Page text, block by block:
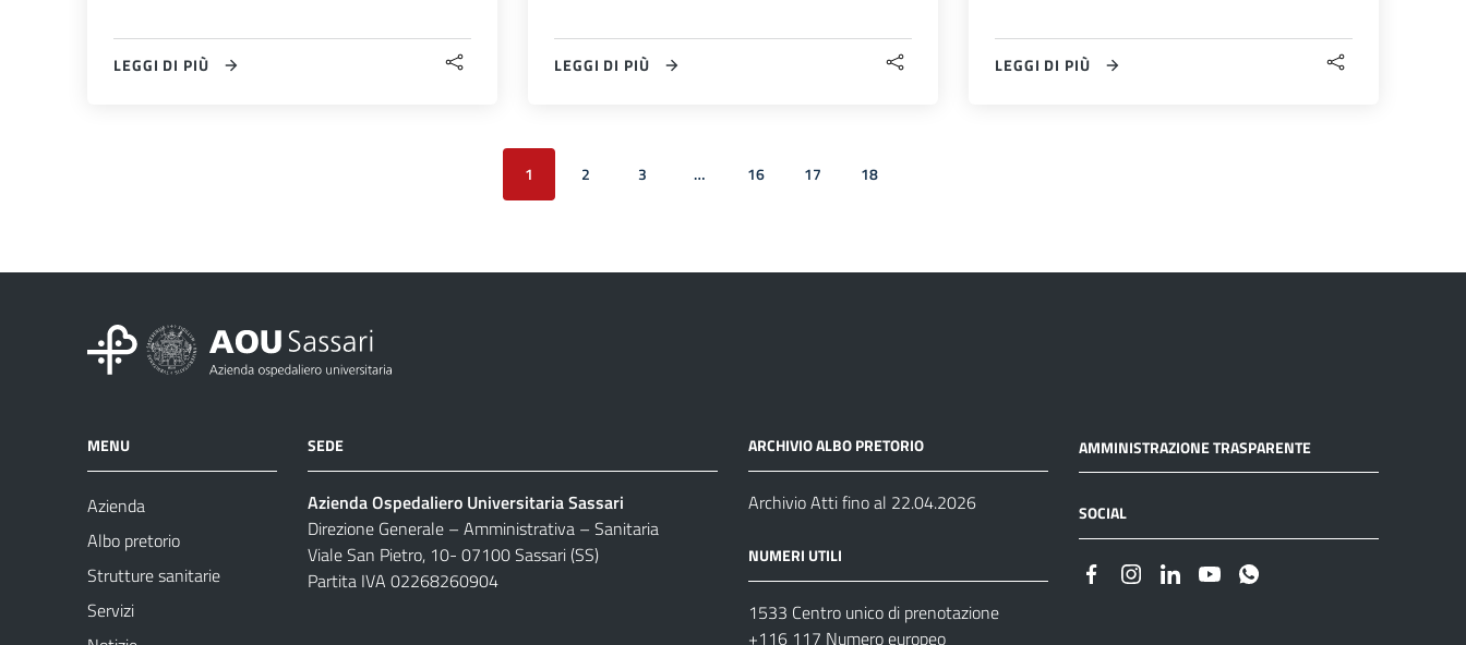
LEGGI DI PIÙ LEGGI DI PIÙ LEGGI DI PIÙ
1 2 3 … 16 17 18
MENU
Azienda
Albo pretorio
Strutture sanitarie
Servizi
SEDE
Azienda Ospedaliero Universitaria Sassari
Direzione Generale – Amministrativa – Sanitaria
Viale San Pietro, 10- 07100 Sassari (SS)
Partita IVA 02268260904
ARCHIVIO ALBO PRETORIO
Archivio Atti fino al 22.04.2026
NUMERI UTILI
1533 Centro unico di prenotazione
+116 117 Numero europeo
AMMINISTRAZIONE TRASPARENTE
SOCIAL